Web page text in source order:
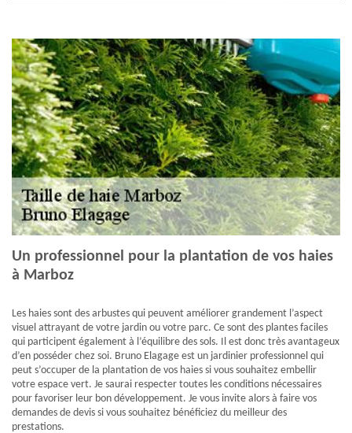
Un professionnel pour la plantation de vos haies
à Marboz
Les haies sont des arbustes qui peuvent améliorer grandement l’aspect
visuel attrayant de votre jardin ou votre parc. Ce sont des plantes faciles
qui participent également à l’équilibre des sols. Il est donc très avantageux
d’en posséder chez soi. Bruno Elagage est un jardinier professionnel qui
peut s’occuper de la plantation de vos haies si vous souhaitez embellir
votre espace vert. Je saurai respecter toutes les conditions nécessaires
pour favoriser leur bon développement. Je vous invite alors à faire vos
demandes de devis si vous souhaitez bénéficiez du meilleur des
prestations.